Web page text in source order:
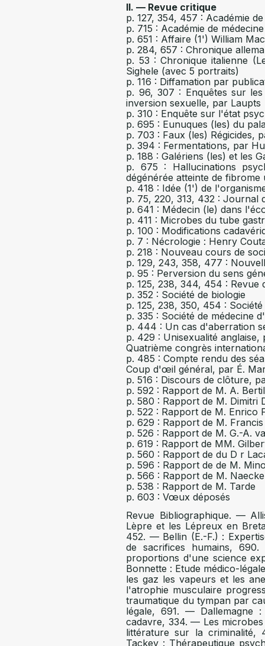
II. — Revue critique
p. 127, 354, 457 : Académie
p. 715 : Académie de
p. 651 : Affaire (1') William
p. 284, 657 : Chronique
p. 53 : Chronique italienne
Sighele (avec 5 portraits)
p. 116 : Diffamation par
p. 96, 307 : Enquêtes sur
inversion sexuelle, par Laupts
p. 310 : Enquête sur l'état
p. 695 : Eunuques (les) du
p. 703 : Faux (les) Régicides,
p. 394 : Fermentations, par
p. 188 : Galériens (les) et les
p. 675 : Hallucinations
dégénérée atteinte de fibrome
p. 418 : Idée (1') de
p. 75, 220, 313, 432 :
p. 641 : Médecin (le) dans
p. 411 : Microbes du tube
p. 100 : Modifications
p. 7 : Nécrologie : Henry
p. 218 : Nouveau cours de
p. 129, 243, 358, 477 :
p. 95 : Perversion du sens
p. 125, 238, 344, 454 : Revue
p. 352 : Société de biologie
p. 125, 238, 350, 454 :
p. 335 : Société de médecine
p. 444 : Un cas d'aberration
p. 429 : Unisexualité
Quatrième congrès
p. 485 : Compte rendu des
Coup d'œil général, par É.
p. 516 : Discours de clôture,
p. 592 : Rapport de M. A.
p. 580 : Rapport de M. Dimitri
p. 522 : Rapport de M. Enrico
p. 629 : Rapport de M.
p. 526 : Rapport de M. G.-A.
p. 619 : Rapport de MM.
p. 560 : Rapport de du D r
p. 596 : Rapport de de M.
p. 566 : Rapport de M. Naecke
p. 538 : Rapport de M. Tarde
p. 603 : Vœux déposés
Revue Bibliographique. —
Lèpre et les Lépreux en
452. — Bellin (E.-F.) :
de sacrifices humains,
proportions d'une science
Bonnette : Etude médico-
les gaz les vapeurs et les
l'atrophie musculaire
traumatique du tympan par
légale, 691. — Dallemagne
cadavre, 334. — Les
littérature sur la
Tackey : Thérapeutique